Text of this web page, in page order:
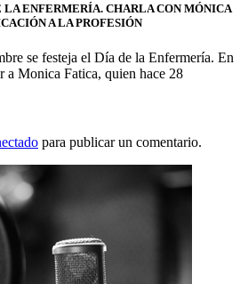
ENFERMERÍA. CHARLA CON MÓNICA
A LA PROFESIÓN
se festeja el Día de la Enfermería. En
a Monica Fatica, quien hace 28
para publicar un comentario.